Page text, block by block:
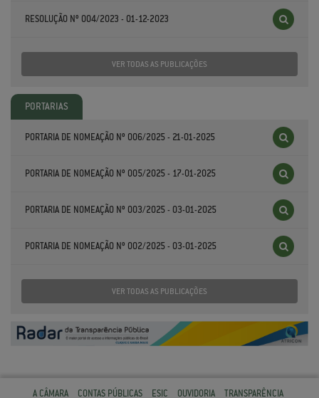
RESOLUÇÃO Nº 004/2023 - 01-12-2023
VER TODAS AS PUBLICAÇÕES
PORTARIAS
PORTARIA DE NOMEAÇÃO Nº 006/2025 - 21-01-2025
PORTARIA DE NOMEAÇÃO Nº 005/2025 - 17-01-2025
PORTARIA DE NOMEAÇÃO Nº 003/2025 - 03-01-2025
PORTARIA DE NOMEAÇÃO Nº 002/2025 - 03-01-2025
VER TODAS AS PUBLICAÇÕES
A CÂMARA CONTAS PÚBLICAS ESIC OUVIDORIA TRANSPARÊNCIA